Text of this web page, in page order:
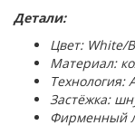
Детали:
Цвет: White/
Материал:
Технология:
Застёжка:
Фирменный